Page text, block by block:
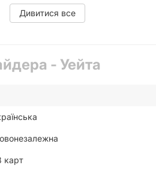
Дивитися все
- Уейта
карт